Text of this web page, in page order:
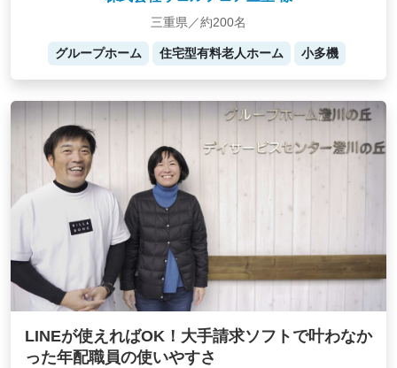
三重県／約200名
グループホーム 住宅型有料老人ホーム 小多機
LINEが使えればOK！大手請求ソフトで叶わなか
った年配職員の使いやすさ